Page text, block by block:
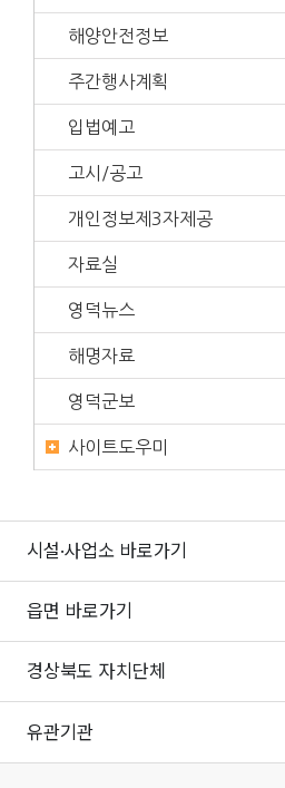
해양안전정보
주간행사계획
입법예고
고시/공고
개인정보제3자제공
자료실
영덕뉴스
해명자료
영덕군보
사이트도우미
시설·사업소 바로가기
읍면 바로가기
경상북도 자치단체
유관기관